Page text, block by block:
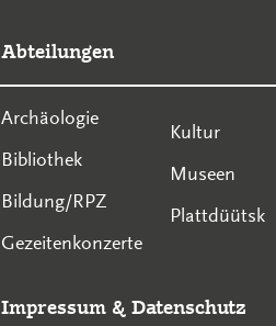
Abteilungen
Archäologie
Bibliothek
Bildung/RPZ
Gezeitenkonzerte
Kultur
Museen
Plattdüütsk
Impressum & Datenschutz